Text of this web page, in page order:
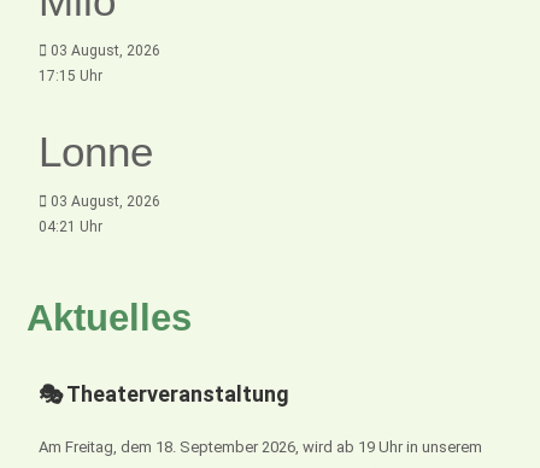
03 August, 2026
17:15 Uhr
Lonne
03 August, 2026
04:21 Uhr
Aktuelles
🎭 Theaterveranstaltung
Am Freitag, dem 18. September 2026, wird ab 19 Uhr in unserem